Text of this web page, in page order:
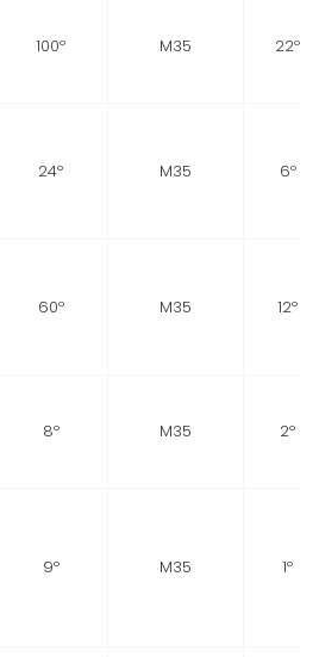
100º M35 22º
24º M35 6º
60º M35 12º
8º M35 2º
9º M35 1º